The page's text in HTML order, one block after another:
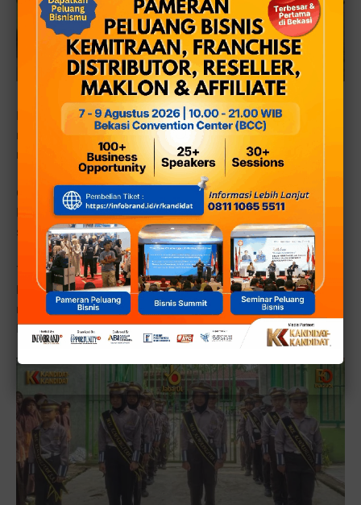
Pendekatan itu dilakukan agar proses pembelajaran tidak
monoton sekaligus membantu siswa lebih mudah
memahami pelajaran yang diberikan.
Guru juga terus memberikan pendampingan dan
bimbingan agar setiap siswa mampu mengikuti materi
sesuai kemampuan masing-masing.
Tidak hanya berfokus pada kegiatan akademik di dalam
kelas, sekolah juga memberikan ruang bagi siswa untuk
mengembangkan keterampilan dan karakter melalui
kegiatan ekstrakurikuler.